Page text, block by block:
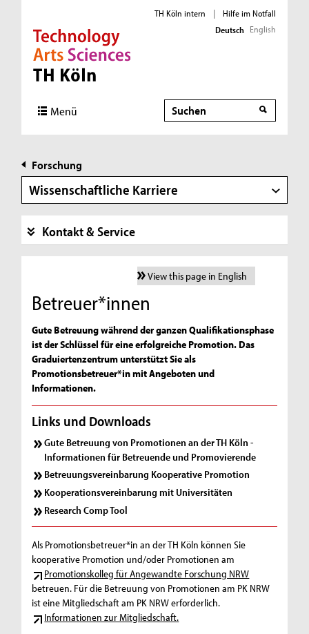
Direkt zur Hauptnavigation
Direkt zur Subnavigation
Direkt zum Inhalt
Direkt zum Fußbereich
TH Köln intern |
Hilfe im Notfall
Deutsch English
Menü Suche
Forschung
Wissenschaftliche Karriere
Kontakt & Service
View this page in English
Betreuer*innen
Gute Betreuung während der ganzen Qualifikationsphase
ist der Schlüssel für eine erfolgreiche Promotion. Das
Graduiertenzentrum unterstützt Sie als
Promotionsbetreuer*in mit Angeboten und
Informationen.
Links und Downloads
Gute Betreuung von Promotionen an der TH Köln -
Informationen für Betreuende und Promovierende
Betreuungsvereinbarung Kooperative Promotion
Kooperationsvereinbarung mit Universitäten
Research Comp Tool
Als Promotionsbetreuer*in an der TH Köln können Sie
kooperative Promotion und/oder Promotionen am
Promotionskolleg für Angewandte Forschung NRW
betreuen. Für die Betreuung von Promotionen am PK NRW
ist eine Mitgliedschaft am PK NRW erforderlich.
Informationen zur Mitgliedschaft.